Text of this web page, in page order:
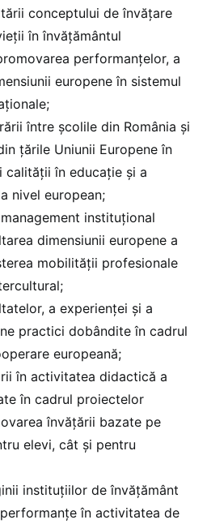
conceptului de învățare
în învățământul
performanțelor, a
europene în sistemul
între școlile din România și
țările Uniunii Europene în
calității în educație și a
nivel european;
instituțional
dimensiunii europene a
mobilității profesionale
a experienței și a
practici dobândite în cadrul
europeană;
în activitatea didactică a
în cadrul proiectelor
învățării bazate pe
elevi, cât și pentru
instituțiilor de învățământ
în activitatea de